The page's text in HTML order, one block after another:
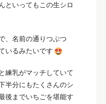
といってもこの生シロ
、名前の通りつぶつ
いるみたいです
練乳がマッチしていて
半分にもたくさんのシ
後までいちごを堪能す